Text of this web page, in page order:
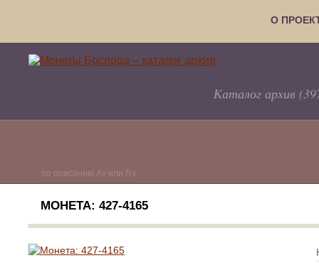
О
Каталог архив
по описанию Av или Rv
МОНЕТА: 427-4165